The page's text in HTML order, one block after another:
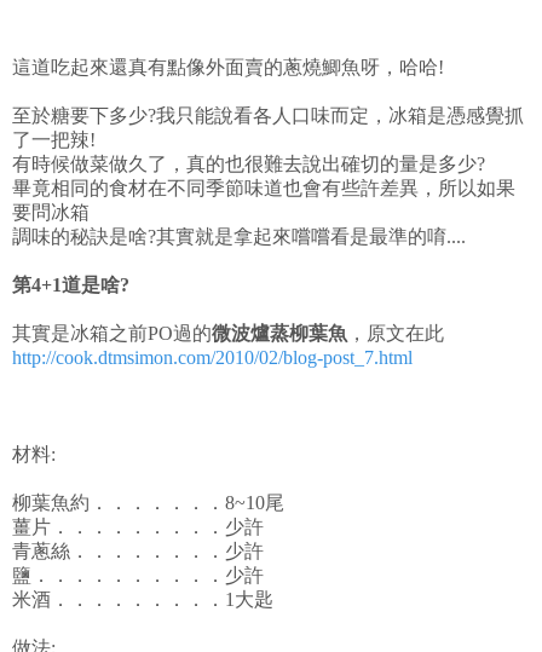
這道吃起來還真有點像外面賣的蔥燒鯽魚呀，哈哈!
至於糖要下多少?我只能說看各人口味而定，冰箱是憑感覺抓
了一把辣!
有時候做菜做久了，真的也很難去說出確切的量是多少?
畢竟相同的食材在不同季節味道也會有些許差異，所以如果
要問冰箱
調味的秘訣是啥?其實就是拿起來嚐嚐看是最準的唷....
第4+1道是啥?
其實是冰箱之前PO過的微波爐蒸柳葉魚 ，原文在此
http://cook.dtmsimon.com/2010/02/blog-post_7.html
材料:
柳葉魚約．．．．．．．8~10尾
薑片．．．．．．．．．少許
青蔥絲．．．．．．．．少許
鹽．．．．．．．．．．少許
米酒．．．．．．．．．1大匙
做法: